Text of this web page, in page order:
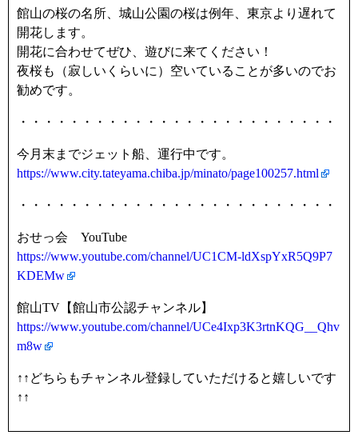
館山の桜の名所、城山公園の桜は例年、東京より遅れて
開花します。
開花に合わせてぜひ、遊びに来てください！
夜桜も（寂しいくらいに）空いていることが多いのでお
勧めです。
・・・・・・・・・・・・・・・・・・・・・・・・・
今月末までジェット船、運行中です。
https://www.city.tateyama.chiba.jp/minato/page100257.html
・・・・・・・・・・・・・・・・・・・・・・・・・
おせっ会 YouTube
https://www.youtube.com/channel/UC1CM-ldXspYxR5Q9P7
KDEMw
館山TV【館山市公認チャンネル】
https://www.youtube.com/channel/UCe4Ixp3K3rtnKQG__Qhv
m8w
↑↑どちらもチャンネル登録していただけると嬉しいです
↑↑